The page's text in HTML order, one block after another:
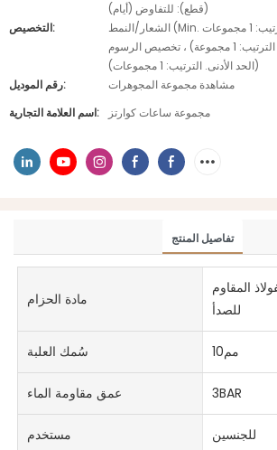
(قطع): للتفاوض (أيام)
التخصيص:
الشعار/النمط (Min. الترتيب: 1 مجموعات) ، التعبئة والتغليف
حسب الطلب (الحد الأدنى. الترتيب: 1 مجموعة) ، تخصيص الرسوم
(الحد الأدنى. الترتيب: 1 مجموعات)
رقم الموديل:
مشاهدة مجموعة المجوهرات
اسم العلامة التجارية:
مجموعة ساعات كوارتز
تفاصيل المنتج
مادة الحزام
المقاوم
للصدأ
سُمك العلبة مم10
عمق مقاومة الماء 3BAR
مستخدم للجنسين